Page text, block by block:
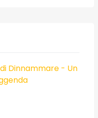
Dinnammare - Un